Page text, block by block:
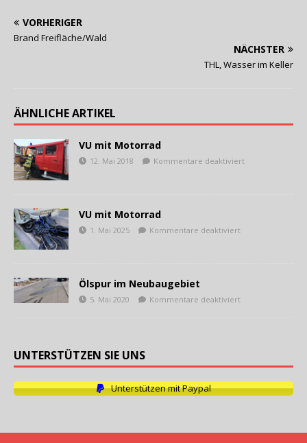
VORHERIGER
Brand Freifläche/Wald
NÄCHSTER
THL, Wasser im Keller
ÄHNLICHE ARTIKEL
VU mit Motorrad
12. Mai 2018 Kommentare deaktiviert
VU mit Motorrad
1. Mai 2025 Kommentare deaktiviert
Ölspur im Neubaugebiet
5. Mai 2020 Kommentare deaktiviert
UNTERSTÜTZEN SIE UNS
Unterstützen mit Paypal